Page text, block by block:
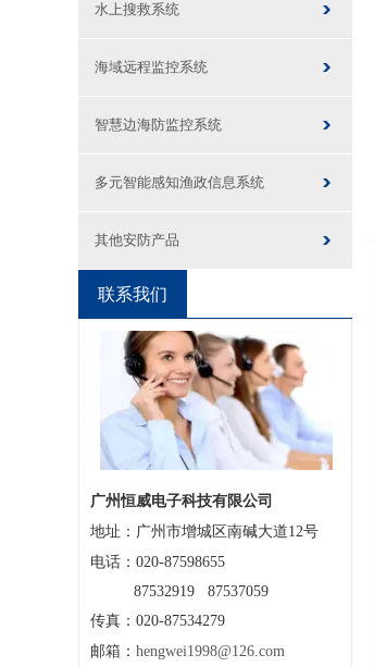
水上搜救系统
海域远程监控系统
智慧边海防监控系统
多元智能感知渔政信息系统
其他安防产品
联系我们
广州恒威电子科技有限公司
地址： 广州市增城区南碱大道12号
电话：020-87598655
87532919 87537059
传真：020-87534279
邮箱： hengwei1998@126.com